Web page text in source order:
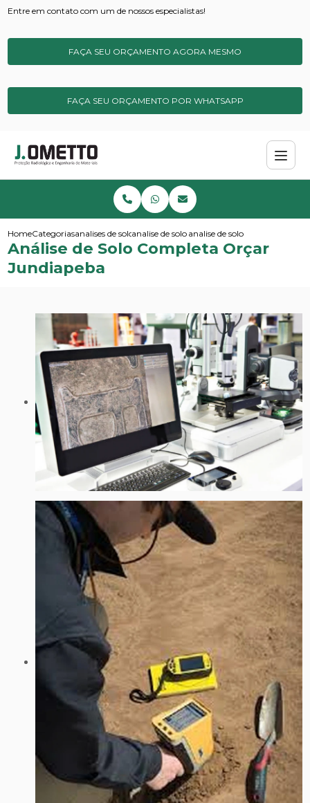
Entre em contato com um de nossos especialistas!
FAÇA SEU ORÇAMENTO AGORA MESMO
FAÇA SEU ORÇAMENTO POR WHATSAPP
HomeCategoriasanalises de solos e sedimentosanalise de solo para metais pesados
analise de solo completa
Análise de Solo Completa Orçar
Jundiapeba